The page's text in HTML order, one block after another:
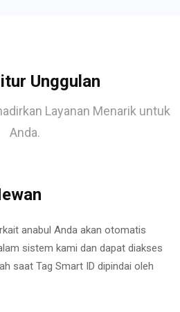
Unggulan
Layanan Menarik untuk
Anda.
anabul Anda akan otomatis
sistem kami dan dapat diakses
saat Tag Smart ID dipindai oleh